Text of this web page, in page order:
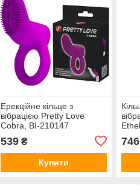
Ерекційне кільце з
вібрацією Pretty Love
Cobra, BI-210147
539₴
Купити
746